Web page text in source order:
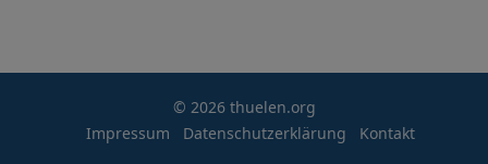
© 2026 thuelen.org
Impressum
Datenschutzerklärung Kontakt